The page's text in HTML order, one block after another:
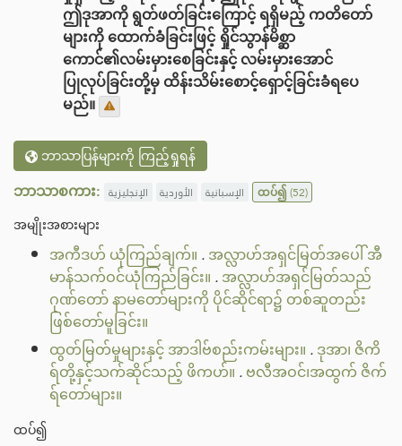
ဤဒုအာကို ရွတ်ဖတ်ခြင်းကြောင့် ရရှိမည့် ကတိတော်
များကို ထောက်ခံခြင်းဖြင့် ရှိုင်သွာန်မိစ္ဆာ
ကောင်၏လမ်းမှားစေခြင်းနှင့် လမ်းမှားအောင်
ပြုလုပ်ခြင်းတို့မှ ထိန်းသိမ်းစောင့်ရှောင့်ခြင်းခံရပေ
မည်။
ဘာသာပြန်များကို ကြည့်ရှုရန်
ဘာသာစကား: الإنجليزية الأوردية الإسبانية ထပ်၍(52)
အမျိုးအစားများ
အကီဒဟ် ယုံကြည်ချက်။ .အလ္လာဟ်အရှင်မြတ်အပေါ် အီ
မာန်သက်ဝင်ယုံကြည်ခြင်း။ .အလ္လာဟ်အရှင်မြတ်သည်
ဂုဏ်တော် နာမတော်များကို ပိုင်ဆိုင်ရာ၌ တစ်ဆူတည်း
ဖြစ်တော်မူခြင်း။
ထွတ်မြတ်မှုများနှင့် အာဒါဗ်စည်းကမ်းများ။ .ဒုအာ၊ ဇိကိ
ရ်တို့နှင့်သက်ဆိုင်သည့် ဖိကဟ်။ .ဗလီအဝင်၊အထွက် ဇိက်
ရ်တော်များ။
ထပ်၍